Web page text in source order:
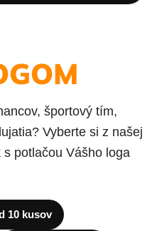
športový tím,
Vyberte si z našej
potlačou Vášho loga
10 kusov